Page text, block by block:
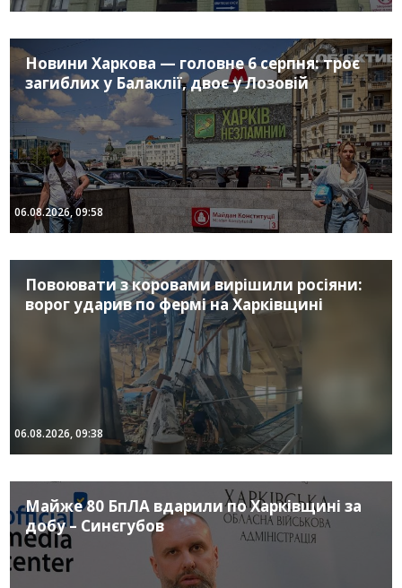
Новини Харкова — головне 6 серпня: троє
загиблих у Балаклії, двоє у Лозовій
06.08.2026, 09:58
Повоювати з коровами вирішили росіяни:
ворог ударив по фермі на Харківщині
06.08.2026, 09:38
Майже 80 БпЛА вдарили по Харківщині за
добу – Синєгубов